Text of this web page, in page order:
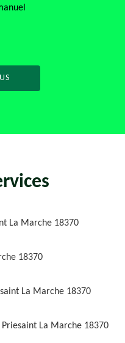
La Marche 18370
18370
La Marche 18370
Priesaint La Marche 18370